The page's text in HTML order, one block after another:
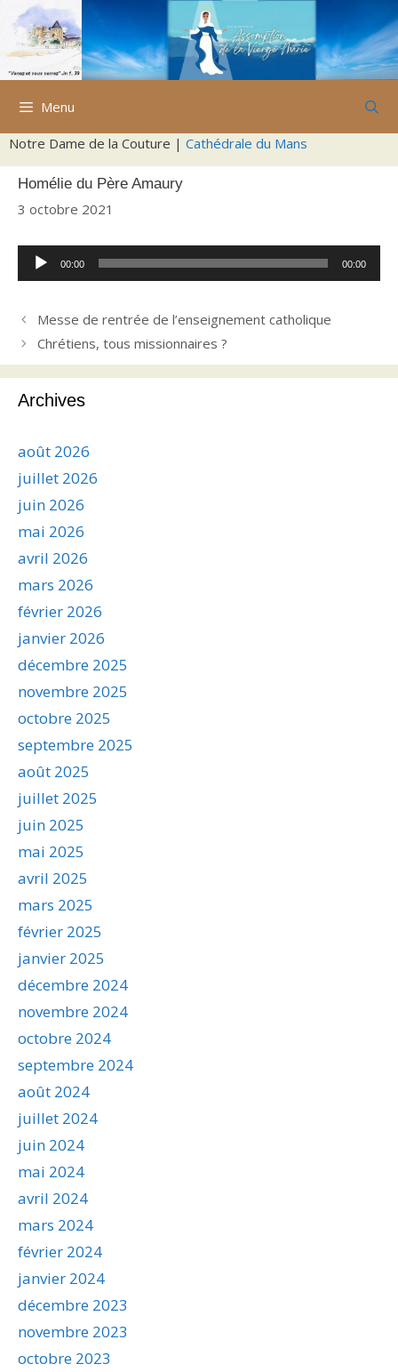
Aller
contenu
Menu
Notre Dame de la Couture | Cathédrale du Mans
Homélie du Père Amaury
3 octobre 2021
Lecteur
audio
00:00 00:00
Messe de rentrée de l’enseignement catholique
Chrétiens, tous missionnaires ?
Archives
août 2026
juillet 2026
juin 2026
mai 2026
avril 2026
mars 2026
février 2026
janvier 2026
décembre 2025
novembre 2025
octobre 2025
septembre 2025
août 2025
juillet 2025
juin 2025
mai 2025
avril 2025
mars 2025
février 2025
janvier 2025
décembre 2024
novembre 2024
octobre 2024
septembre 2024
août 2024
juillet 2024
juin 2024
mai 2024
avril 2024
mars 2024
février 2024
janvier 2024
décembre 2023
novembre 2023
octobre 2023